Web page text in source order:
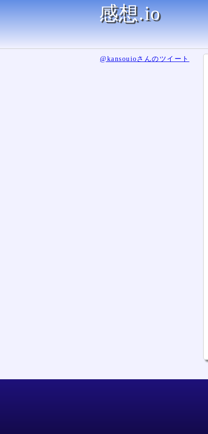
感想.io
@kansouioさんのツイート